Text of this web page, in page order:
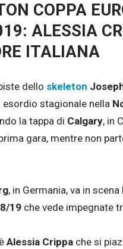
COPPA
ALESSIA
ITALIANA
dello skeleton
esordio stagionale nella
la tappa di Calgary, in
gara, mentre non
, in Germania, va in scena
19 che vede impegnate
Alessia Crippa che si